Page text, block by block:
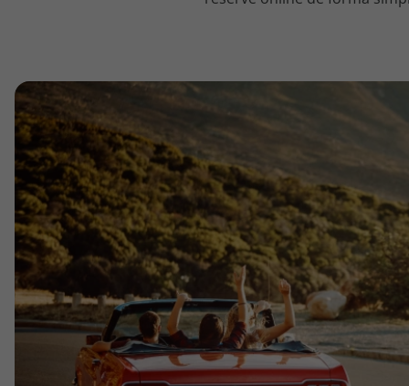
topatlantico@topatlantico.com